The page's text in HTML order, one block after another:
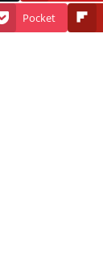
Pocket